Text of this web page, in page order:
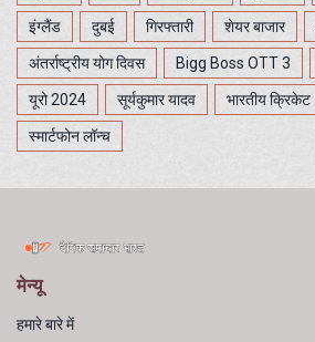
इंग्लैंड दुबई गिरफ्तारी शेयर बाजार
अंतर्राष्ट्रीय योग दिवस Bigg Boss OTT 3
यूरो 2024 सूर्यकुमार यादव भारतीय क्रिकेट
स्मार्टफोन लॉन्च
मेन्यू
हमारे बारे में